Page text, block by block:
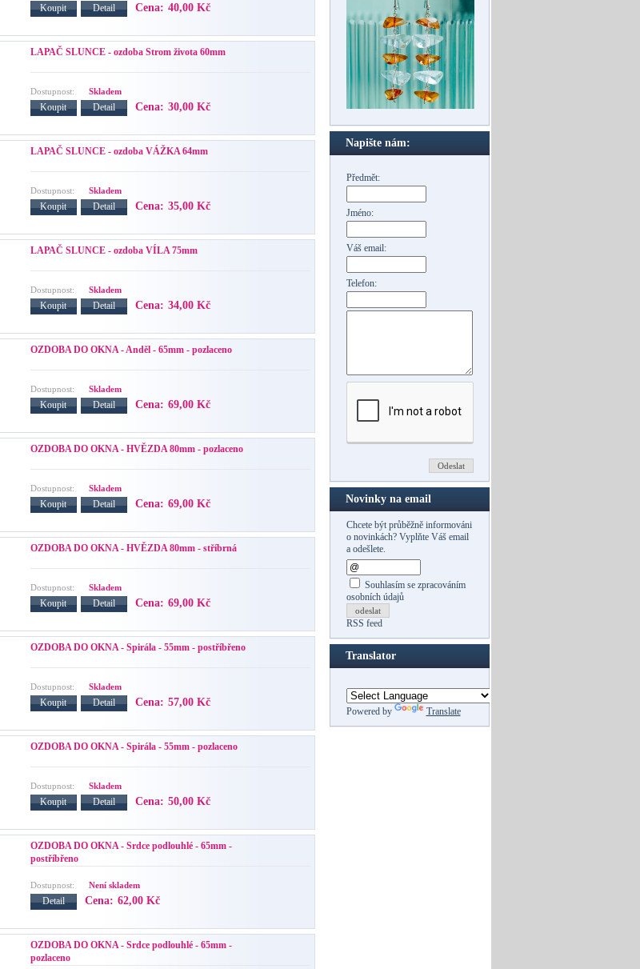
Koupit Detail Cena: 40,00 Kč
LAPAČ SLUNCE - ozdoba Strom života 60mm
Dostupnost: Skladem
Koupit Detail Cena: 30,00 Kč
LAPAČ SLUNCE - ozdoba VÁŽKA 64mm
Dostupnost: Skladem
Koupit Detail Cena: 35,00 Kč
LAPAČ SLUNCE - ozdoba VÍLA 75mm
Dostupnost: Skladem
Koupit Detail Cena: 34,00 Kč
OZDOBA DO OKNA - Anděl - 65mm - pozlaceno
Dostupnost: Skladem
Koupit Detail Cena: 69,00 Kč
OZDOBA DO OKNA - HVĚZDA 80mm - pozlaceno
Dostupnost: Skladem
Koupit Detail Cena: 69,00 Kč
OZDOBA DO OKNA - HVĚZDA 80mm - stříbrná
Dostupnost: Skladem
Koupit Detail Cena: 69,00 Kč
OZDOBA DO OKNA - Spirála - 55mm - postříbřeno
Dostupnost: Skladem
Koupit Detail Cena: 57,00 Kč
OZDOBA DO OKNA - Spirála - 55mm - pozlaceno
Dostupnost: Skladem
Koupit Detail Cena: 50,00 Kč
OZDOBA DO OKNA - Srdce podlouhlé - 65mm -
postříbřeno
Dostupnost: Není skladem
Detail Cena: 62,00 Kč
OZDOBA DO OKNA - Srdce podlouhlé - 65mm -
pozlaceno
Napište nám:
Předmět:
Jméno:
Váš email:
Telefon:
Novinky na email
Chcete být průběžně informováni
o novinkách? Vyplňte Váš email
a odešlete.
Souhlasím se zpracováním
osobních údajů
odeslat
RSS feed
Translator
Powered by Translate